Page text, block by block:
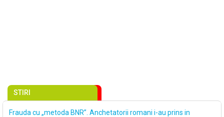
STIRI
Frauda cu „metoda BNR”. Anchetatorii romani i-au prins in